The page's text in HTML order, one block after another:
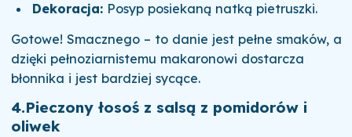
Dekoracja: Posyp posiekaną natką pietruszki.
Gotowe! Smacznego – to danie jest pełne smaków, a
dzięki pełnoziarnistemu makaronowi dostarcza
błonnika i jest bardziej sycące.
4.Pieczony łosoś z salsą z pomidorów i
oliwek